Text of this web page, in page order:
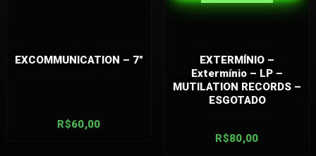
EXCOMMUNICATION – 7″
R$60,00
EXTERMÍNIO –
Extermínio – LP –
MUTILATION RECORDS –
ESGOTADO
R$80,00